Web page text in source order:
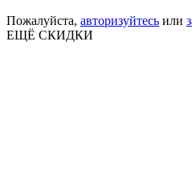
Пожалуйста, авторизуйтесь или
ЕЩЁ СКИДКИ